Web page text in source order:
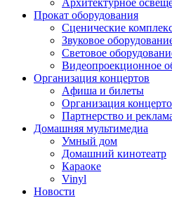
Архитектурное
Прокат оборудования
Сценические
Звуковое
Световое
Видеопроекционное
Организация концертов
Aфиша и билеты
Организация
Партнерство и
Домашняя мультимедиа
Умный дом
Домашний кинотеатр
Караоке
Vinyl
Новости